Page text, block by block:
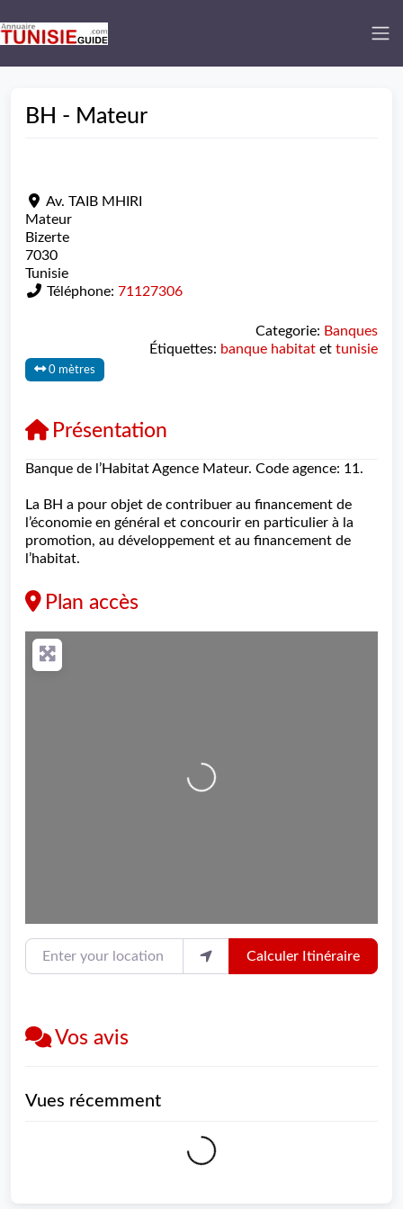
BH - Mateur
Av. TAIB MHIRI
Mateur
Bizerte
7030
Tunisie
Téléphone: 71127306
Categorie: Banques
Étiquettes: banque habitat et tunisie
0 mètres
Présentation
Banque de l’Habitat Agence Mateur. Code agence: 11.
La BH a pour objet de contribuer au financement de
l’économie en général et concourir en particulier à la
promotion, au développement et au financement de
l’habitat.
Plan accès
Loading...
Enter your location
Calculer Itinéraire
Vos avis
Vues récemment Loading...